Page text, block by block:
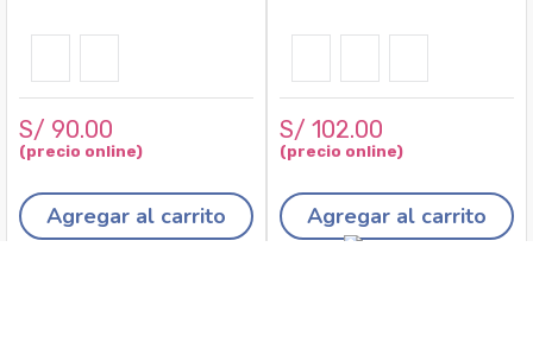
S/ 90.00
Agregar al carrito
S/ 102.00
Agregar al carrito